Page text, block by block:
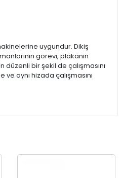
uygundur. Dikiş
görevi, plakanın
düzenli bir şekil de çalışmasını
aynı hizada çalışmasını